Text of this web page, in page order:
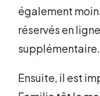
également
réservés en
supplémentaire.
Ensuite, il est